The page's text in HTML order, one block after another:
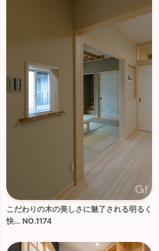
こだわりの木の美しさに魅了される明るく
快... NO.1174